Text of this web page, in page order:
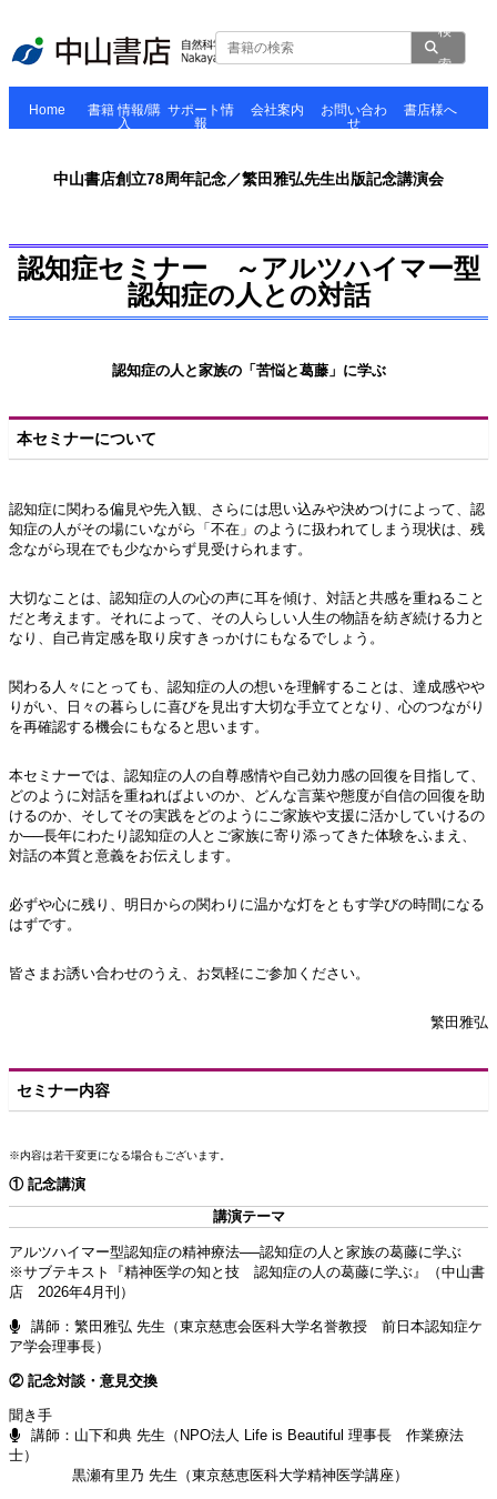
検
索
Home
書籍 情報/購
入
入
系
ジ
サポート情
報
（LMW）
び
会社案内
ついて
お問い合わ
せ
用の申請
書店様へ
中山書店創立78周年記念／繁田雅弘先生出版記念講演会
認知症セミナー ～アルツハイマー型
認知症の人との対話
認知症の人と家族の「苦悩と葛藤」に学ぶ
本セミナーについて
認知症に関わる偏見や先入観、さらには思い込みや決めつけによって、認
知症の人がその場にいながら「不在」のように扱われてしまう現状は、残
念ながら現在でも少なからず見受けられます。
大切なことは、認知症の人の心の声に耳を傾け、対話と共感を重ねること
だと考えます。それによって、その人らしい人生の物語を紡ぎ続ける力と
なり、自己肯定感を取り戻すきっかけにもなるでしょう。
関わる人々にとっても、認知症の人の想いを理解することは、達成感やや
りがい、日々の暮らしに喜びを見出す大切な手立てとなり、心のつながり
を再確認する機会にもなると思います。
本セミナーでは、認知症の人の自尊感情や自己効力感の回復を目指して、
どのように対話を重ねればよいのか、どんな言葉や態度が自信の回復を助
けるのか、そしてその実践をどのようにご家族や支援に活かしていけるの
か──長年にわたり認知症の人とご家族に寄り添ってきた体験をふまえ、
対話の本質と意義をお伝えします。
必ずや心に残り、明日からの関わりに温かな灯をともす学びの時間になる
はずです。
皆さまお誘い合わせのうえ、お気軽にご参加ください。
繁田雅弘
セミナー内容
※内容は若干変更になる場合もございます。
① 記念講演
講演テーマ
アルツハイマー型認知症の精神療法──認知症の人と家族の葛藤に学ぶ
※サブテキスト『精神医学の知と技 認知症の人の葛藤に学ぶ』（中山書
店 2026年4月刊）
講師：繁田雅弘 先生（東京慈恵会医科大学名誉教授 前日本認知症ケ
ア学会理事長）
② 記念対談・意見交換
聞き手
講師：山下和典 先生（NPO法人 Life is Beautiful 理事長 作業療法
士）
黒瀬有里乃 先生（東京慈恵医科大学精神医学講座）